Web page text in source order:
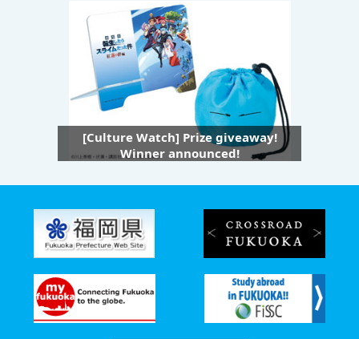
[Culture Watch] Prize giveaway!
Winner announced!